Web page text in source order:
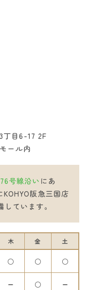
丁目6-17 2F
ール内
号線沿い にあ
阪急三国店
ています。
木 金
土
○ ○ ○
ー ○ ー